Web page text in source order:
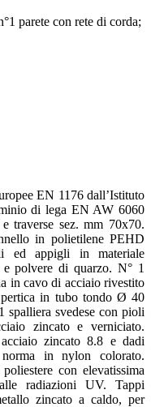
parete con rete di corda;
EN 1176 dall’Istituto
di lega EN AW 6060
traverse sez. mm 70x70.
in polietilene PEHD
ed appigli in materiale
e polvere di quarzo. N° 1
in cavo di acciaio rivestito
in tubo tondo Ø 40
spalliera svedese con pioli
zincato e verniciato.
zincato 8.8 e dadi
in nylon colorato.
con elevatissima
radiazioni UV. Tappi
zincato a caldo, per